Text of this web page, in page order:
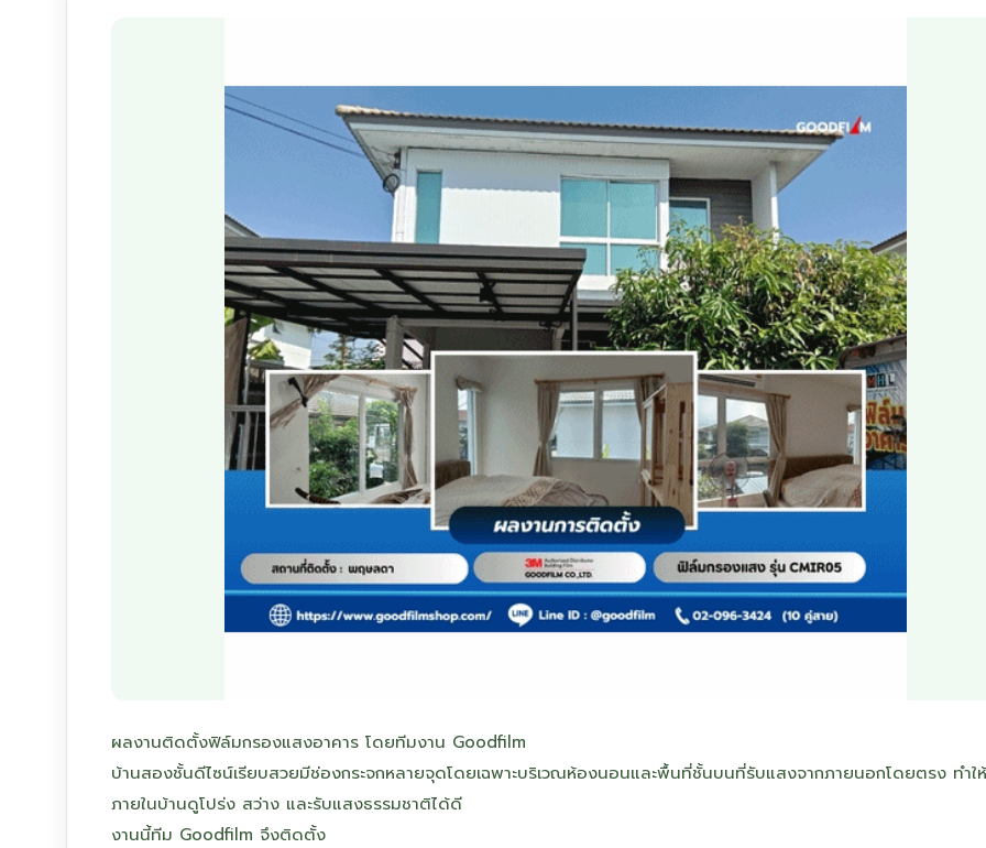
ผลงานติดตั้งฟิล์มกรองแสงอาคาร โดยทีมงาน Goodfilm
บ้านสองชั้นดีไซน์เรียบสวยมีช่องกระจกหลายจุดโดยเฉพาะบริเวณห้องนอนและพื้นที่ชั้นบนที่รับแสงจากภายนอกโดยตรง ทำให้
ภายในบ้านดูโปร่ง สว่าง และรับแสงธรรมชาติได้ดี
งานนี้ทีม Goodfilm จึงติดตั้ง